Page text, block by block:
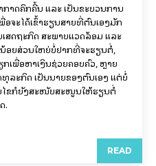
າດຄຶກຄື້ນ ແລະ ເປັນຂະບວນການ
ຈະໄດ້ເຂົ້າຮຽນສາຍທີ່ຕົນເອງມັກ
ສດຖະກິດ ສະພາບແວດລ້ອມ ແລະ
ອຍສ່ວນໃຫຍ່ບໍ່ຢາກທີ່ຈະຮຽນຕໍ່,
ເພື່ອຫາເງິນຊ່ວຍຄອບຄົວ, ຫຼາຍ
ລະກິດ ເປັນນາຍຂອງຕົນເອງ ແຕ່ບໍ່
ໄຂກໍຍັງສະໜັບສະໜູນໃຫ້ຮຽນຕໍ່
.
READ